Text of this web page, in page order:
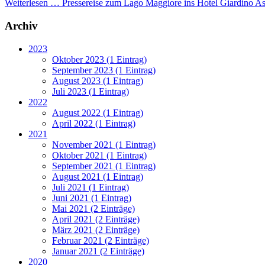
Weiterlesen … Pressereise zum Lago Maggiore ins Hotel Giardino
Archiv
2023
Oktober 2023 (1 Eintrag)
September 2023 (1 Eintrag)
August 2023 (1 Eintrag)
Juli 2023 (1 Eintrag)
2022
August 2022 (1 Eintrag)
April 2022 (1 Eintrag)
2021
November 2021 (1 Eintrag)
Oktober 2021 (1 Eintrag)
September 2021 (1 Eintrag)
August 2021 (1 Eintrag)
Juli 2021 (1 Eintrag)
Juni 2021 (1 Eintrag)
Mai 2021 (2 Einträge)
April 2021 (2 Einträge)
März 2021 (2 Einträge)
Februar 2021 (2 Einträge)
Januar 2021 (2 Einträge)
2020